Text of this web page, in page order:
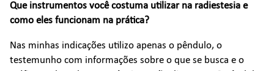
Que instrumentos você costuma utilizar na radiestesia e
como eles funcionam na prática?
Nas minhas indicações utilizo apenas o pêndulo, o
testemunho com informações sobre o que se busca e o